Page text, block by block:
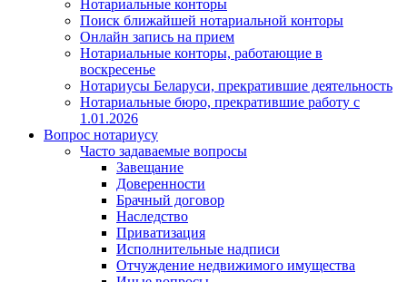
Нотариальные конторы
Поиск ближайшей нотариальной конторы
Онлайн запись на прием
Нотариальные конторы, работающие в
воскресенье
Нотариусы Беларуси, прекратившие деятельность
Нотариальные бюро, прекратившие работу с
1.01.2026
Вопрос нотариусу
Часто задаваемые вопросы
Завещание
Доверенности
Брачный договор
Наследство
Приватизация
Исполнительные надписи
Отчуждение недвижимого имущества